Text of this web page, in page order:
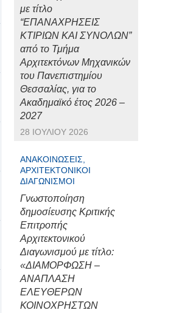
με τίτλο
“ΕΠΑΝΑΧΡΗΣΕΙΣ
ΚΤΙΡΙΩΝ ΚΑΙ ΣΥΝΟΛΩΝ”
από το Τμήμα
Αρχιτεκτόνων Μηχανικών
του Πανεπιστημίου
Θεσσαλίας, για το
Ακαδημαϊκό έτος 2026 –
2027
28 ΙΟΥΛΊΟΥ 2026
ΑΝΑΚΟΙΝΏΣΕΙΣ,
ΑΡΧΙΤΕΚΤΟΝΙΚΟΊ
ΔΙΑΓΩΝΙΣΜΟΊ
Γνωστοποίηση
δημοσίευσης Κριτικής
Επιτροπής
Αρχιτεκτονικού
Διαγωνισμού με τίτλο:
«ΔΙΑΜΟΡΦΩΣΗ –
ΑΝΑΠΛΑΣΗ
ΕΛΕΥΘΕΡΩΝ
ΚΟΙΝΟΧΡΗΣΤΩΝ